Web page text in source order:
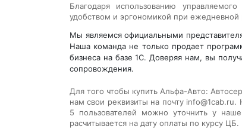
Благодаря использованию
удобством и эргономикой при ежедневной
Мы являемся официальными
Наша команда не только продает
бизнеса на базе 1С. Доверяя нам, вы
сопровождения.
Для того чтобы купить Альфа-Авто:
нам свои реквизиты на почту
5 пользователей можно уточнить у
расчитывается на дату оплаты по курсу ЦБ.